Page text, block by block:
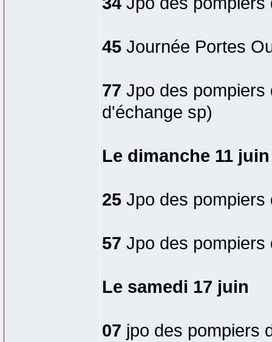
45 Journée Portes
77 Jpo des pompiers
d'échange sp)
Le dimanche 11 juin
25 Jpo des pompiers
57 Jpo des
Le samedi 17 juin
07 jpo des pompiers